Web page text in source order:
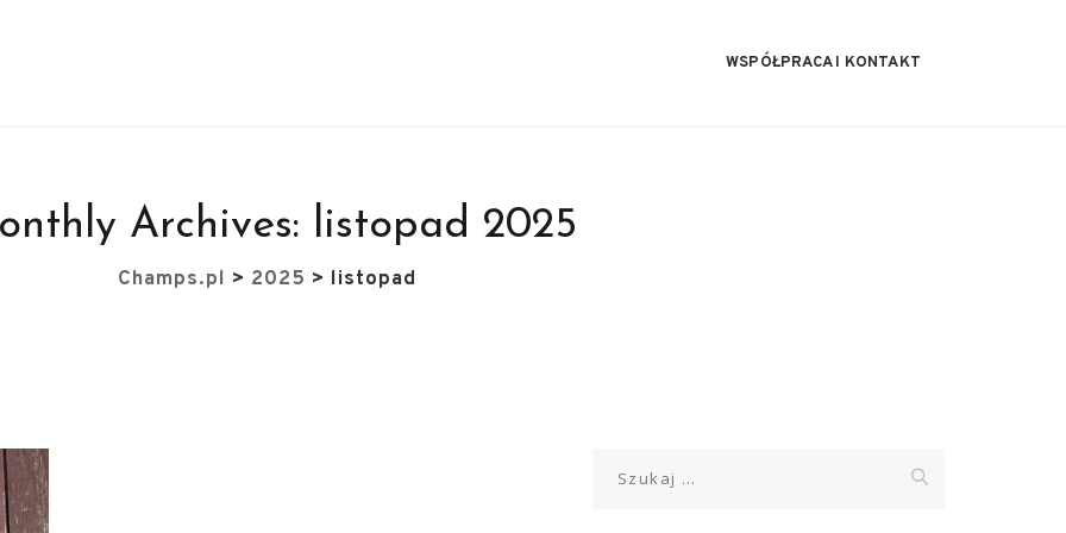
WSPÓŁPRACA I KONTAKT
Archives: listopad 2025
Champs.pl > 2025 > listopad